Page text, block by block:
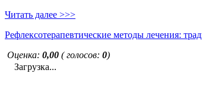
Читать далее >>>
Рефлексотерапевтические методы лечения:
Оценка: 0,00 ( голосов: 0)
Загрузка...